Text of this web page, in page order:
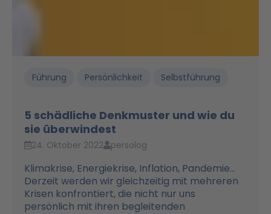
Führung Persönlichkeit Selbstführung
5 schädliche Denkmuster und wie du
sie überwindest
24. Oktober 2022 persolog
Klimakrise, Energiekrise, Inflation, Pandemie...
Derzeit werden wir gleichzeitig mit mehreren
Krisen konfrontiert, die nicht nur uns
persönlich mit ihren begleitenden